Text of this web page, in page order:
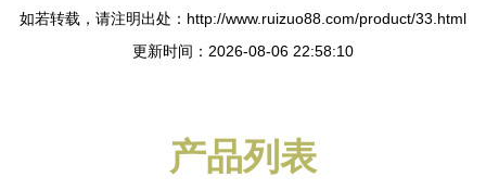
如若转载，请注明出处：http://www.ruizuo88.com/product/33.html
更新时间：2026-08-06 22:58:10
产品列表